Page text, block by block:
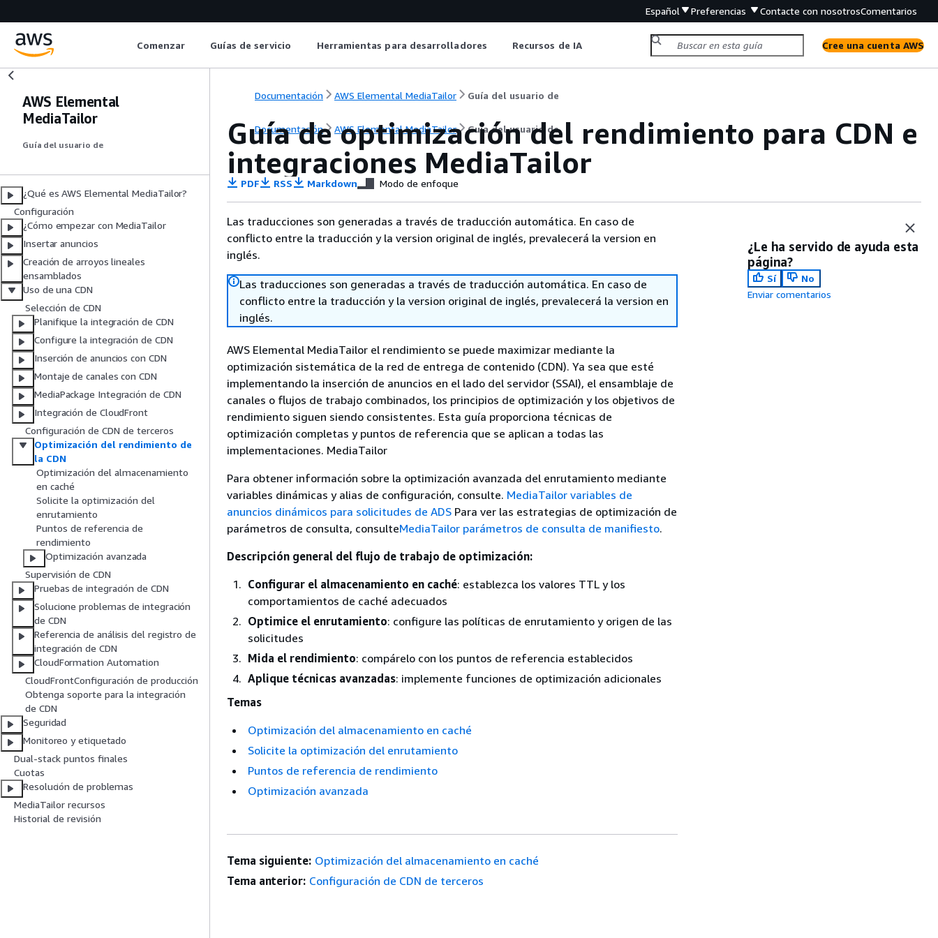
Español Preferencias Contacte con nosotrosComentarios
Comenzar Guías de servicio Herramientas para desarrolladores Recursos de IA Cree una cuenta AWS
AWS Elemental
MediaTailor
Guía del usuario de
¿Qué es AWS Elemental MediaTailor?
Configuración
¿Cómo empezar con MediaTailor
Insertar anuncios
Creación de arroyos lineales
ensamblados
Uso de una CDN
Selección de CDN
Planifique la integración de CDN
Configure la integración de CDN
Inserción de anuncios con CDN
Montaje de canales con CDN
MediaPackage Integración de CDN
Integración de CloudFront
Configuración de CDN de terceros
Optimización del rendimiento de
la CDN
Optimización del almacenamiento
en caché
Solicite la optimización del
enrutamiento
Puntos de referencia de
rendimiento
Optimización avanzada
Supervisión de CDN
Pruebas de integración de CDN
Solucione problemas de integración
de CDN
Referencia de análisis del registro de
integración de CDN
CloudFormation Automation
CloudFrontConfiguración de producción
Obtenga soporte para la integración
de CDN
Seguridad
Monitoreo y etiquetado
Dual-stack puntos finales
Cuotas
Resolución de problemas
MediaTailor recursos
Historial de revisión
Documentación AWS Elemental MediaTailor Guía del usuario de
Documentación AWS Elemental MediaTailor Guía del usuario de
Guía de optimización del rendimiento para CDN e
integraciones MediaTailor
PDF RSS Markdown Modo de enfoque
Las traducciones son generadas a través de traducción automática. En caso de
conflicto entre la traducción y la version original de inglés, prevalecerá la version en
inglés.
Las traducciones son generadas a través de traducción automática. En caso de
conflicto entre la traducción y la version original de inglés, prevalecerá la version en
inglés.
AWS Elemental MediaTailor el rendimiento se puede maximizar mediante la
optimización sistemática de la red de entrega de contenido (CDN). Ya sea que esté
implementando la inserción de anuncios en el lado del servidor (SSAI), el ensamblaje de
canales o flujos de trabajo combinados, los principios de optimización y los objetivos de
rendimiento siguen siendo consistentes. Esta guía proporciona técnicas de
optimización completas y puntos de referencia que se aplican a todas las
implementaciones. MediaTailor
Para obtener información sobre la optimización avanzada del enrutamiento mediante
variables dinámicas y alias de configuración, consulte. MediaTailor variables de
anuncios dinámicos para solicitudes de ADS Para ver las estrategias de optimización de
parámetros de consulta, consulteMediaTailor parámetros de consulta de manifiesto.
Descripción general del flujo de trabajo de optimización:
Configurar el almacenamiento en caché: establezca los valores TTL y los
comportamientos de caché adecuados
Optimice el enrutamiento: configure las políticas de enrutamiento y origen de las
solicitudes
Mida el rendimiento: compárelo con los puntos de referencia establecidos
Aplique técnicas avanzadas: implemente funciones de optimización adicionales
Temas
Optimización del almacenamiento en caché
Solicite la optimización del enrutamiento
Puntos de referencia de rendimiento
Optimización avanzada
¿Le ha servido de ayuda esta
página?
Sí
No
Enviar comentarios
Tema siguiente: Optimización del almacenamiento en caché
Tema anterior: Configuración de CDN de terceros